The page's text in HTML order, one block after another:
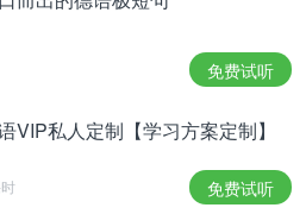
das mit der Stadt in
Und je schöner eine
adäquater, der
mehr Menschen kommen
interessante
免费试听
VIP私人定制【学习方案定制】
免费试听